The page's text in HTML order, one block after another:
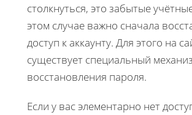
столкнуться, это забытые
этом случае важно сначала
доступ к аккаунту. Для этого на
существует специальный
восстановления пароля.
Если у вас элементарно нет